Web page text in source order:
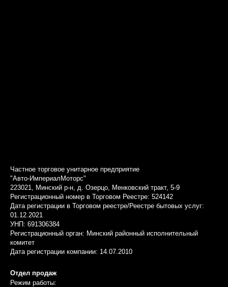
Частное торговое унитарное предприятие
"Авто-ИмпериалМоторс"
223021, Минский р-н, д. Озерцо, Менковский тракт, 5-9
Регистрационный номер в Торговом Реестре: 524142
Дата регистрации в Торговом реестре/Реестре бытовых услуг:
01.12.2021
УНП: 691306384
Регистрационный орган: Минский районный исполнительный
комитет
Дата регистрации компании: 14.07.2010
Отдел продаж
Режим работы: